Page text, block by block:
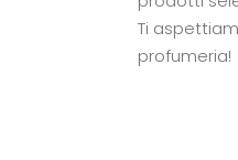
Ti
profumeria!